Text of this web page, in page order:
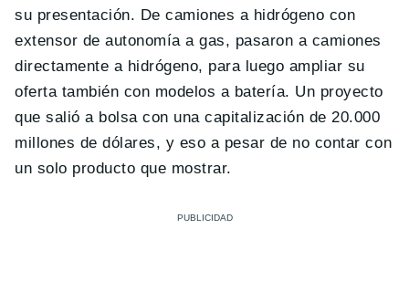
su presentación. De camiones a hidrógeno con
extensor de autonomía a gas, pasaron a camiones
directamente a hidrógeno, para luego ampliar su
oferta también con modelos a batería. Un proyecto
que salió a bolsa con una capitalización de 20.000
millones de dólares, y eso a pesar de no contar con
un solo producto que mostrar.